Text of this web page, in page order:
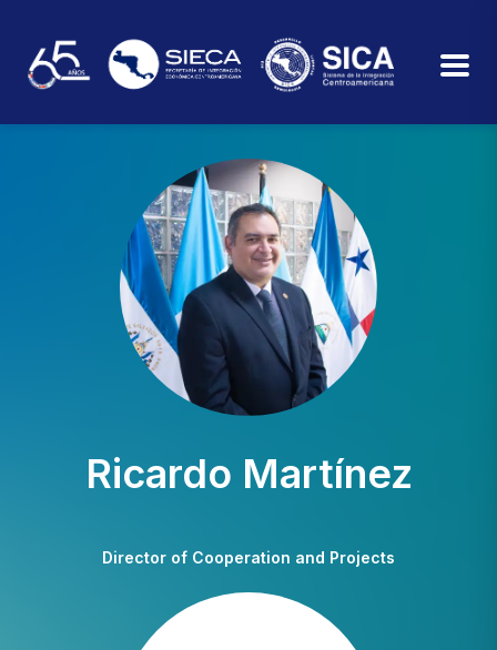
Ricardo Martínez
Director of Cooperation and Projects